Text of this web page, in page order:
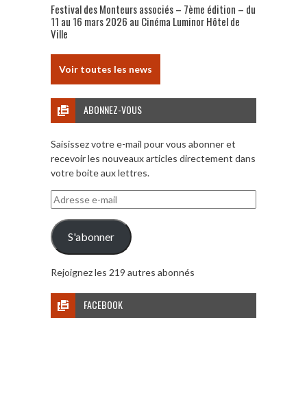
Festival des Monteurs associés – 7ème édition – du
11 au 16 mars 2026 au Cinéma Luminor Hôtel de
Ville
Voir toutes les news
ABONNEZ-VOUS
Saisissez votre e-mail pour vous abonner et
recevoir les nouveaux articles directement dans
votre boite aux lettres.
Adresse
e-
mail
S'abonner
Rejoignez les 219 autres abonnés
FACEBOOK